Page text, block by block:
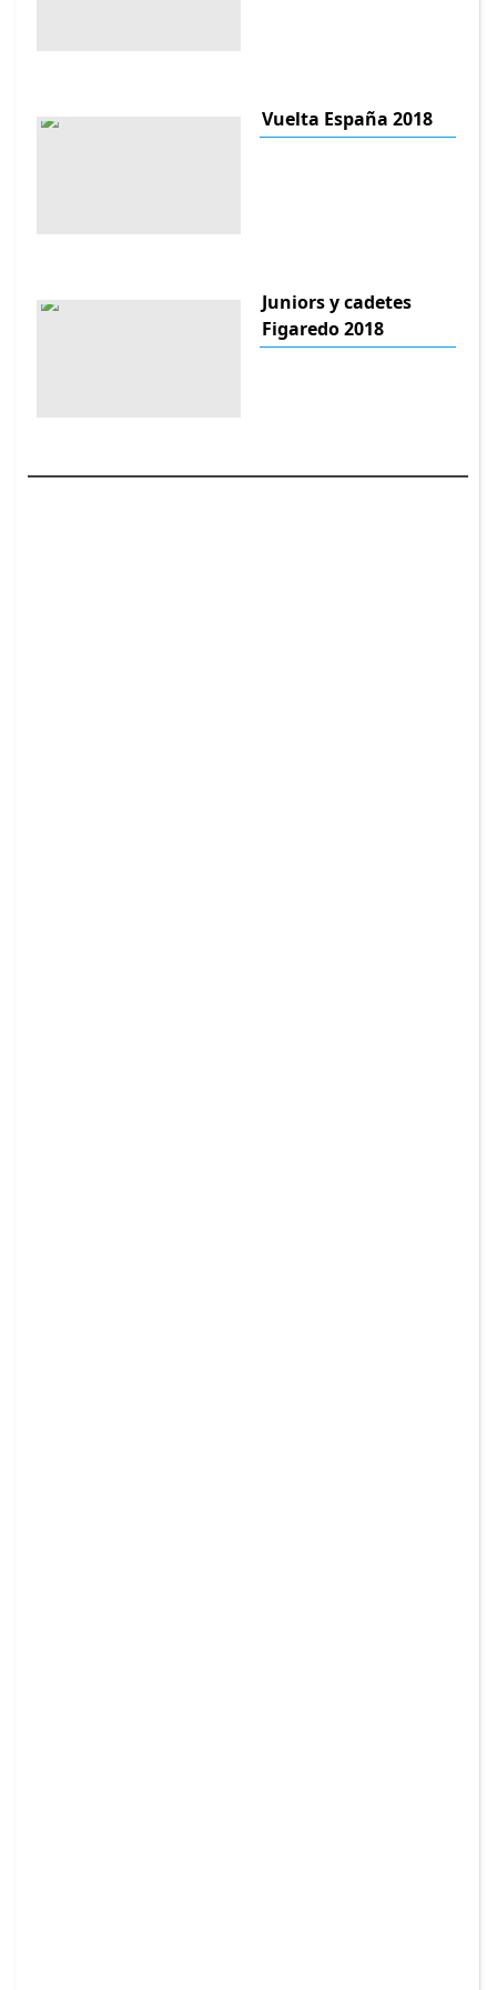
Vuelta España 2018
Juniors y cadetes
Figaredo 2018